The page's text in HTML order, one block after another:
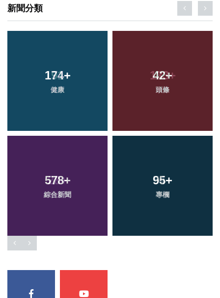
新聞分類
174+
健康
42+
頭條
578+
綜合新聞
95+
專欄